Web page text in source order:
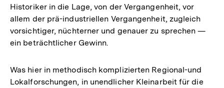
Historiker in die Lage, von der Vergangenheit, vor
allem der prä-industriellen Vergangenheit, zugleich
vorsichtiger, nüchterner und genauer zu sprechen —
ein beträchtlicher Gewinn.
Was hier in methodisch komplizierten Regional-und
Lokalforschungen, in unendlicher Kleinarbeit für die